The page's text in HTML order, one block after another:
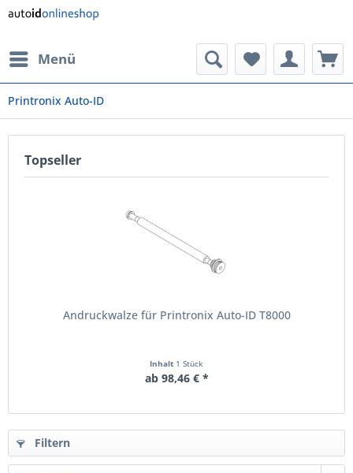
Menü
Printronix Auto-ID
Topseller
Andruckwalze für Printronix Auto-ID T8000
Inhalt 1 Stück
ab 98,46 € *
Filtern